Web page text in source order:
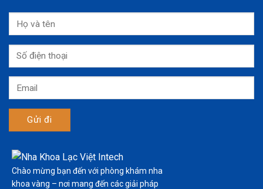
Chào mừng bạn đến với phòng khám nha
khoa vàng – nơi mang đến các giải pháp